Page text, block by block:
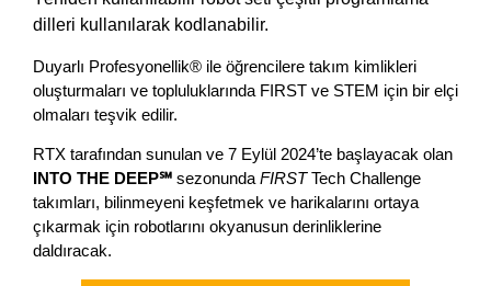
dilleri kullanılarak kodlanabilir.
Duyarlı Profesyonellik® ile öğrencilere takım kimlikleri
oluşturmaları ve topluluklarında FIRST ve STEM için bir elçi
olmaları teşvik edilir.
RTX tarafından sunulan ve 7 Eylül 2024’te başlayacak olan
INTO THE DEEP℠ sezonunda FIRSTTech Challenge
takımları, bilinmeyeni keşfetmek ve harikalarını ortaya
çıkarmak için robotlarını okyanusun derinliklerine
daldıracak.